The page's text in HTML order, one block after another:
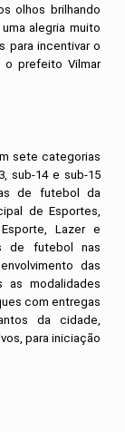
olhos brilhando
alegria muito
para incentivar o
prefeito Vilmar
sete categorias
sub-14 e sub-15
de futebol da
de Esportes,
Lazer e
de futebol nas
das
as modalidades
com entregas
da cidade,
para iniciação